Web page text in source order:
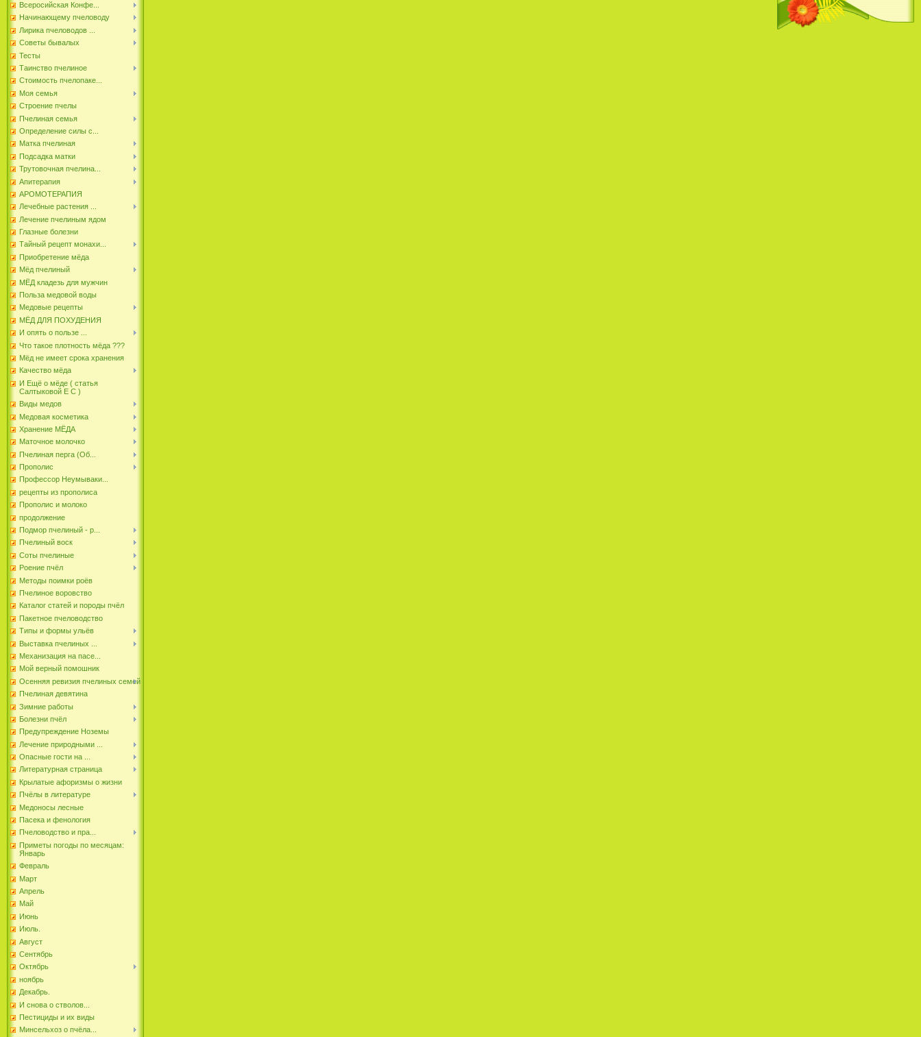
Всеросийская Конфе...
Начинающему пчеловоду
Лирика пчеловодов ...
Советы бывалых
Тесты
Таинство пчелиное
Стоимость пчелопаке...
Моя семья
Строение пчелы
Пчелиная семья
Определение силы с...
Матка пчелиная
Подсадка матки
Трутовочная пчелина...
Апитерапия
АРОМОТЕРАПИЯ
Лечебные растения ...
Лечение пчелиным ядом
Глазные болезни
Тайный рецепт монахи...
Приобретение мёда
Мёд пчелиный
МЁД кладезь для мужчин
Польза медовой воды
Медовые рецепты
МЁД ДЛЯ ПОХУДЕНИЯ
И опять о пользе ...
Что такое плотность мёда ???
Мёд не имеет срока хранения
Качество мёда
И Ещё о мёде ( статья
Салтыковой Е С )
Виды медов
Медовая косметика
Хранение МЁДА
Маточное молочко
Пчелиная перга (Об...
Прополис
Профессор Неумываки...
рецепты из прополиса
Прополис и молоко
продолжение
Подмор пчелиный - р...
Пчелиный воск
Соты пчелиные
Роение пчёл
Методы поимки роёв
Пчелиное воровство
Каталог статей и породы пчёл
Пакетное пчеловодство
Типы и формы ульёв
Выставка пчелиных ...
Механизация на пасе...
Мой верный помошник
Осенняя ревизия пчелиных семей
Пчелиная девятина
Зимние работы
Болезни пчёл
Предупреждение Ноземы
Лечение природными ...
Опасные гости на ...
Литературная страница
Крылатые афоризмы о жизни
Пчёлы в литературе
Медоносы лесные
Пасека и фенология
Пчеловодство и пра...
Приметы погоды по месяцам:
Январь
Февраль
Март
Апрель
Май
Июнь
Июль.
Август
Сентябрь
Октябрь
ноябрь
Декабрь.
И снова о стволов...
Пестициды и их виды
Минсельхоз о пчёла...